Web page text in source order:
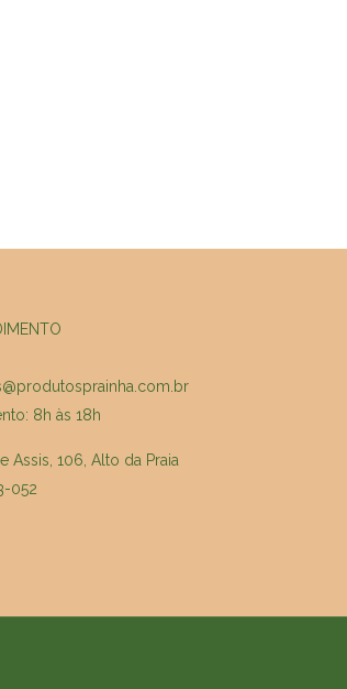
8h às 18h
Assis, 106, Alto da Praia
052